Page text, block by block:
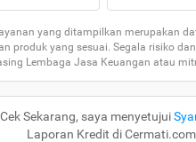
yang ditampilkan merupakan
produk yang sesuai. Segala risiko
Lembaga Jasa Keuangan atau
Sekarang, saya menyetujui
Laporan Kredit di